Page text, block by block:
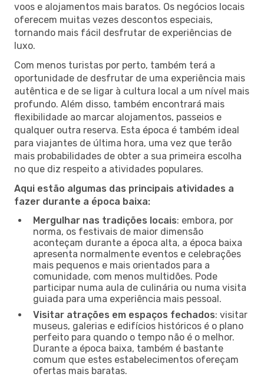
voos e alojamentos mais baratos. Os negócios locais
oferecem muitas vezes descontos especiais,
tornando mais fácil desfrutar de experiências de
luxo.
Com menos turistas por perto, também terá a
oportunidade de desfrutar de uma experiência mais
autêntica e de se ligar à cultura local a um nível mais
profundo. Além disso, também encontrará mais
flexibilidade ao marcar alojamentos, passeios e
qualquer outra reserva. Esta época é também ideal
para viajantes de última hora, uma vez que terão
mais probabilidades de obter a sua primeira escolha
no que diz respeito a atividades populares.
Aqui estão algumas das principais atividades a
fazer durante a época baixa:
Mergulhar nas tradições locais: embora, por
norma, os festivais de maior dimensão
aconteçam durante a época alta, a época baixa
apresenta normalmente eventos e celebrações
mais pequenos e mais orientados para a
comunidade, com menos multidões. Pode
participar numa aula de culinária ou numa visita
guiada para uma experiência mais pessoal.
Visitar atrações em espaços fechados: visitar
museus, galerias e edifícios históricos é o plano
perfeito para quando o tempo não é o melhor.
Durante a época baixa, também é bastante
comum que estes estabelecimentos ofereçam
ofertas mais baratas.